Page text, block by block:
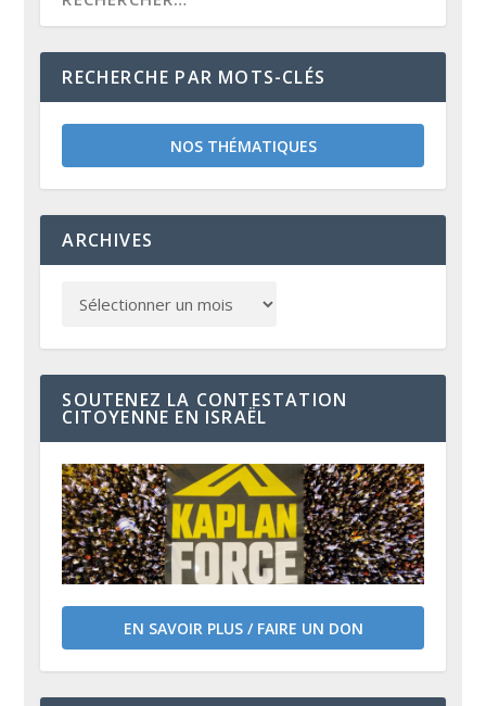
RECHERCHE PAR MOTS-CLÉS
NOS THÉMATIQUES
ARCHIVES
SOUTENEZ LA CONTESTATION
CITOYENNE EN ISRAËL
EN SAVOIR PLUS / FAIRE UN DON